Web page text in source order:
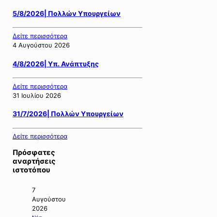
5/8/2026| Πολλών Υπουργείων
Δείτε περισσότερα
4 Αυγούστου 2026
4/8/2026| Υπ. Ανάπτυξης
Δείτε περισσότερα
31 Ιουλίου 2026
31/7/2026| Πολλών Υπουργείων
Δείτε περισσότερα
Πρόσφατες
αναρτήσεις
ιστοτόπου
7
Αυγούστου
2026